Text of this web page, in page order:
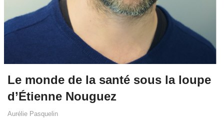
Le monde de la santé sous la loupe
d’Étienne Nouguez
Aurélie Pasquelin